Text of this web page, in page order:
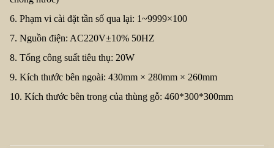
6. Phạm vi cài đặt tần số qua lại: 1~9999×100
7. Nguồn điện: AC220V±10% 50HZ
8. Tổng công suất tiêu thụ: 20W
9. Kích thước bên ngoài: 430mm × 280mm × 260mm
10. Kích thước bên trong của thùng gỗ: 460*300*300mm